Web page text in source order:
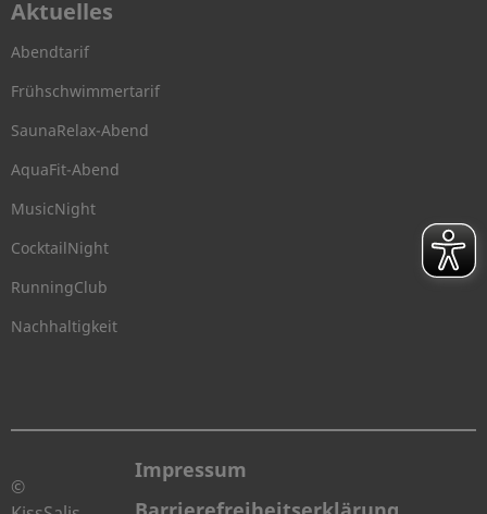
Aktuelles
Abendtarif
Frühschwimmertarif
SaunaRelax-Abend
AquaFit-Abend
MusicNight
CocktailNight
RunningClub
Nachhaltigkeit
©
Impressum